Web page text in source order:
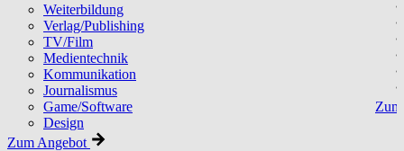
Weiterbildung
Verlag/Publishing
TV/Film
Medientechnik
Kommunikation
Journalismus
Game/Software
Design
Zum Angebot